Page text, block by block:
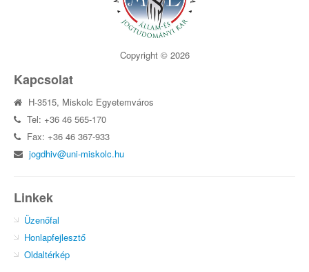
Copyright © 2026
Kapcsolat
H-3515, Miskolc Egyetemváros
Tel: +36 46 565-170
Fax: +36 46 367-933
jogdhiv@uni-miskolc.hu
Linkek
Üzenőfal
Honlapfejlesztő
Oldaltérkép